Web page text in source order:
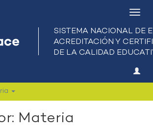
Materia